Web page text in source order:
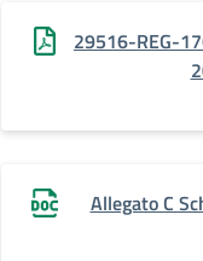
29516-REG-
Allegato C